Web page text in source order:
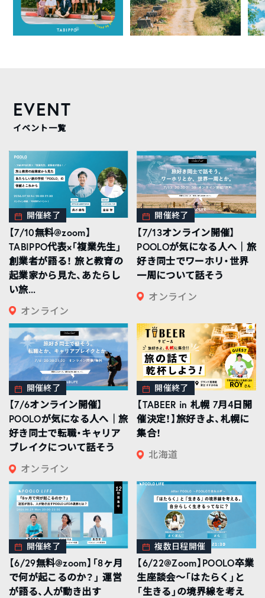
EVENT
イベント一覧
開催終了
【7/10無料@zoom】
TABIPPO代表×「複業先生」
創業者が語る！ 旅と教育の
起業家から見た、あたらし
い旅...
オンライン
開催終了
【7/13オンライン開催】
POOLOが気になる人へ｜旅
好き同士でワーホリ・世界
一周について話そう
オンライン
開催終了
【7/6オンライン開催】
POOLOが気になる人へ｜旅
好き同士で転職・キャリア
ブレイクについて話そう
オンライン
開催終了
【TABEER in 札幌 7月4日開
催決定！】旅好きよ、札幌に
集合！
北海道
開催終了
【6/29無料@zoom】「8ヶ月
で何が起こるのか？」 運営
が語る、人が動き出す
複数日程開催
【6/22@Zoom】POOLO卒業
生座談会〜「はたらく」と
「生きる」の境界線を考え